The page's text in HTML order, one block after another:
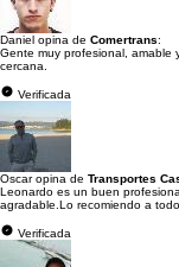
Daniel opina de Comertrans:
Gente muy profesional, amable
cercana.
Verificada
Oscar opina de Transportes
Leonardo es un buen
agradable.Lo recomiendo a todo
Verificada